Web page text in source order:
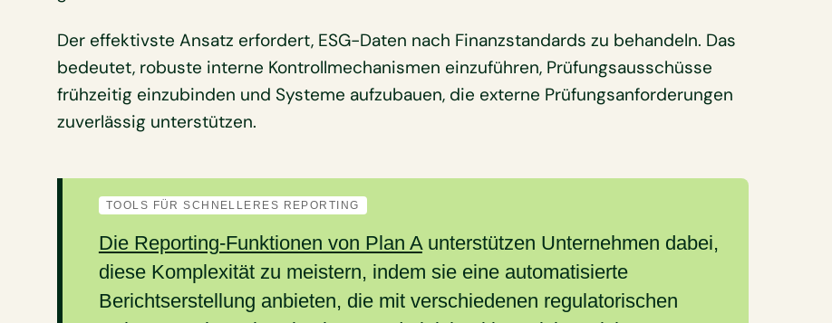
Der effektivste Ansatz erfordert, ESG-Daten nach Finanzstandards zu behandeln. Das
bedeutet, robuste interne Kontrollmechanismen einzuführen, Prüfungsausschüsse
frühzeitig einzubinden und Systeme aufzubauen, die externe Prüfungsanforderungen
zuverlässig unterstützen.
TOOLS FÜR SCHNELLERES REPORTING
Die Reporting-Funktionen von Plan Aunterstützen Unternehmen dabei,
diese Komplexität zu meistern, indem sie eine automatisierte
Berichtserstellung anbieten, die mit verschiedenen regulatorischen